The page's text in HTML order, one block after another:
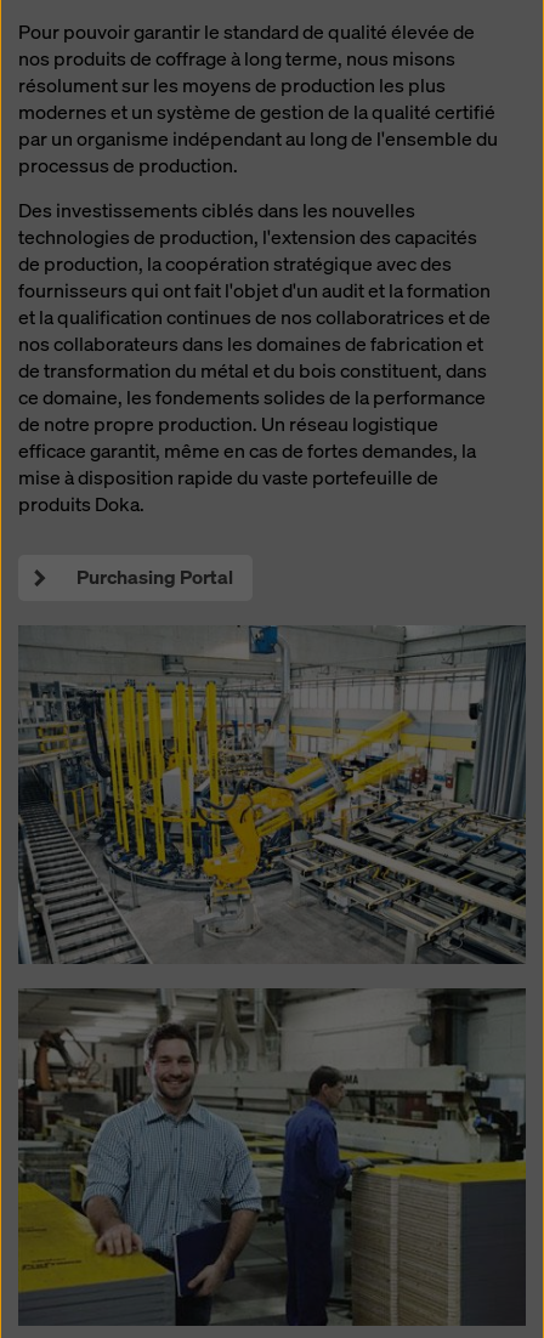
Pour pouvoir garantir le standard de qualité élevée de
nos produits de coffrage à long terme, nous misons
résolument sur les moyens de production les plus
modernes et un système de gestion de la qualité certifié
par un organisme indépendant au long de l'ensemble du
processus de production.
Des investissements ciblés dans les nouvelles
technologies de production, l'extension des capacités
de production, la coopération stratégique avec des
fournisseurs qui ont fait l'objet d'un audit et la formation
et la qualification continues de nos collaboratrices et de
nos collaborateurs dans les domaines de fabrication et
de transformation du métal et du bois constituent, dans
ce domaine, les fondements solides de la performance
de notre propre production. Un réseau logistique
efficace garantit, même en cas de fortes demandes, la
mise à disposition rapide du vaste portefeuille de
produits Doka.
Purchasing Portal
ces pays tiers à des fins de contrôle et de surveillance
et qu'il n'y ait pas de recours juridique efficace contre
cela. Vous pouvez rejeter tous les cookies nécessitant
un consentement en cliquant sur « Rejeter » ou en
ajustant vosparamètres de cookiesen cliquant sur les
paramètres de cookies au bas de ce site web et en
pouvez révoquer votre consentement à tout moment,
avec effet futur et sans indication de motif, en cliquant
surparamètres de cookiesau bas de ce site web.
Vous trouverez de plus amples informations sur nos
cookiesdans notre politique de confidentialité. Nous
vous offrons également la possibilité de sélectionner
vos cookies (paramètres avancés des cookies).